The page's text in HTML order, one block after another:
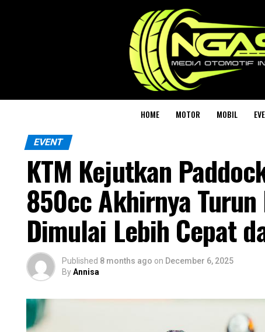
HOME MOTOR MOBIL
EVENT
KTM Kejutkan
850cc Akhirnya Turun
Dimulai Lebih Cepat
Published 8 months ago on December 6, 2025
ByAnnisa